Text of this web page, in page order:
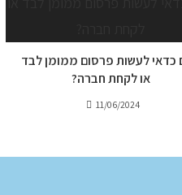
כדאי לעשות פרסום ממומן לבד
או לקחת חברה?
11/06/2024